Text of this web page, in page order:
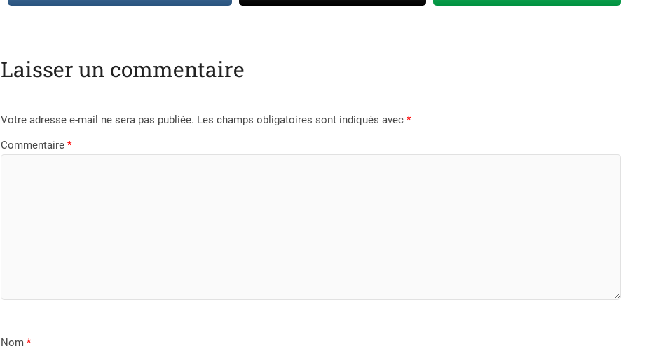
Laisser un commentaire
Votre adresse e-mail ne sera pas publiée. Les champs obligatoires sont indiqués avec*
Commentaire*
Nom*